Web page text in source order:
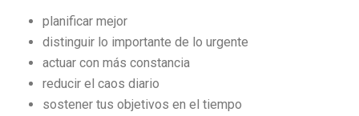
planificar mejor
distinguir lo importante de lo urgente
actuar con más constancia
reducir el caos diario
sostener tus objetivos en el tiempo